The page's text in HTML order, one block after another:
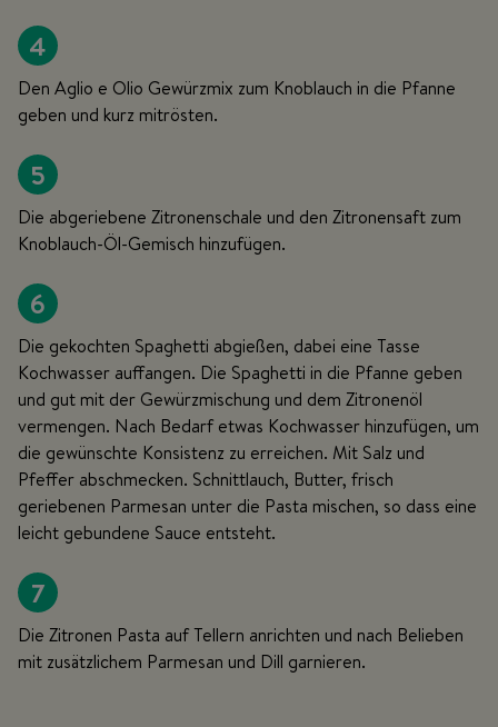
4
Den Aglio e Olio Gewürzmix zum Knoblauch in die Pfanne
geben und kurz mitrösten.
5
Die abgeriebene Zitronenschale und den Zitronensaft zum
Knoblauch-Öl-Gemisch hinzufügen.
6
Die gekochten Spaghetti abgießen, dabei eine Tasse
Kochwasser auffangen. Die Spaghetti in die Pfanne geben
und gut mit der Gewürzmischung und dem Zitronenöl
vermengen. Nach Bedarf etwas Kochwasser hinzufügen, um
die gewünschte Konsistenz zu erreichen. Mit Salz und
Pfeffer abschmecken. Schnittlauch, Butter, frisch
geriebenen Parmesan unter die Pasta mischen, so dass eine
leicht gebundene Sauce entsteht.
7
Die Zitronen Pasta auf Tellern anrichten und nach Belieben
mit zusätzlichem Parmesan und Dill garnieren.